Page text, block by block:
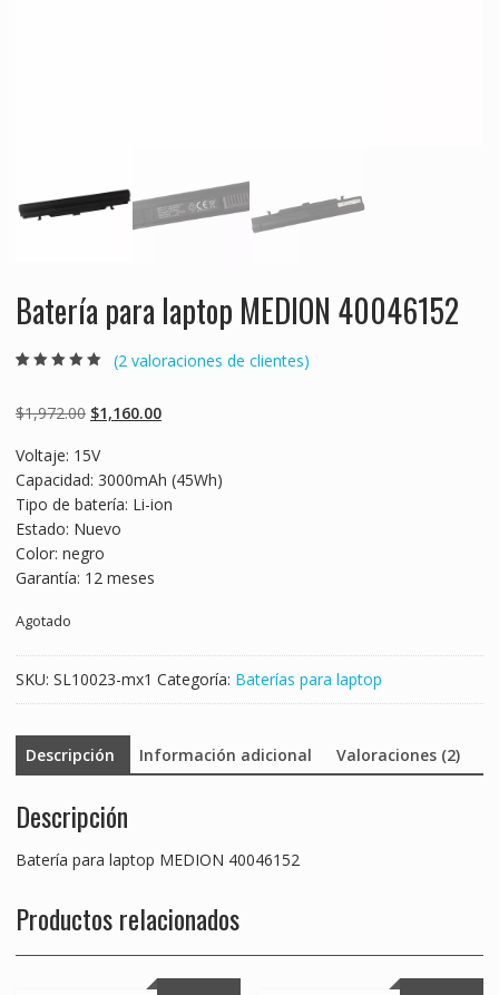
Batería para laptop MEDION 40046152
basado en
puntuaciones
(2 valoraciones de clientes)
$1,972.00 Original
was:
$1,972.00.
$1,160.00Current
$1,160.00.
Voltaje: 15V
Capacidad: 3000mAh (45Wh)
Tipo de batería: Li-ion
Estado: Nuevo
Color: negro
Garantía: 12 meses
Agotado
SKU: SL10023-mx1 Categoría: Baterías para laptop
Descripción Información adicional Valoraciones (2)
Descripción
Batería para laptop MEDION 40046152
Productos relacionados